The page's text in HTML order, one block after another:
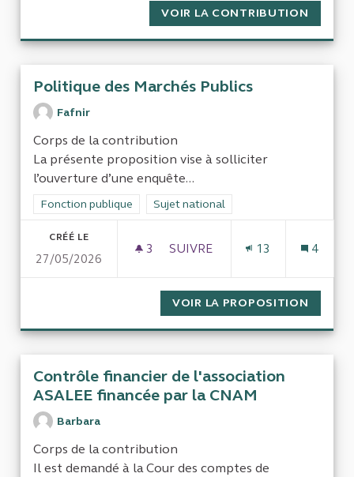
VOIR LA CONTRIBUTION
Politique des Marchés Publics
Fafnir
Corps de la contribution
La présente proposition vise à solliciter
l’ouverture d’une enquête...
Filtrer les résultats de la catégorie : Fonction publique
Fonction publique Filtrer les résultats pour le secteur :
Sujet national
CRÉÉ LE
27/05/2026
3 3 ABONNÉS
SUIVRE
13 4
VOIR LA PROPOSITION
Contrôle financier de l'association
ASALEE financée par la CNAM
Barbara
Corps de la contribution
Il est demandé à la Cour des comptes de